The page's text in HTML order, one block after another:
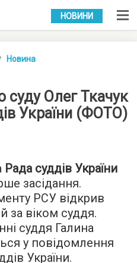
УКР РУС
НОВИНИ
Новина
суду Олег Ткачук
України (ФОТО)
Рада суддів України
засідання.
РСУ відкрив
за віком суддя.
суддя Галина
у повідомлення
України.